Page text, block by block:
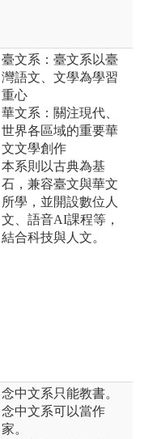
臺文系：臺文系以臺
灣語文、文學為學習
重心
華文系：關注現代、
世界各區域的重要華
文文學創作
本系則以古典為基
石，兼容臺文與華文
所學，並開設數位人
文、語音AI課程等，
結合科技與人文。
念中文系只能教書。
念中文系可以當作
家。